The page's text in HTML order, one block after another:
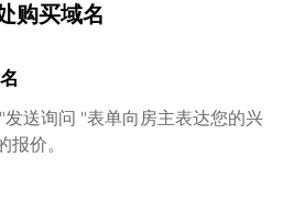
购买域名
发送询问 "表单向房主表达您的兴
报价。